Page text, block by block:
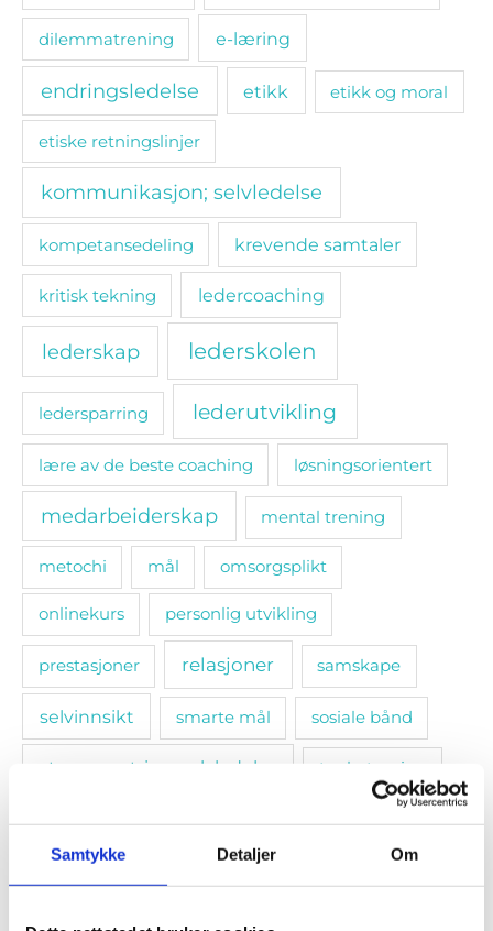
Samtykke Detaljer Om
dilemmatrening e-læring
endringsledelse etikk etikk og moral
etiske retningslinjer
kommunikasjon; selvledelse
kompetansedeling krevende samtaler
kritisk tekning ledercoaching
lederskap lederskolen
ledersparring lederutvikling
lære av de beste coaching løsningsorientert
medarbeiderskap mental trening
metochi mål omsorgsplikt
onlinekurs personlig utvikling
prestasjoner relasjoner samskape
selvinnsikt smarte mål sosiale bånd
stressmestring. selvledelse tanketrening
teamledelse trivsel utvikling
Populære artikler